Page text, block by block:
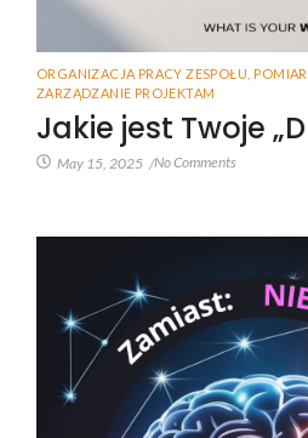
ORGANIZACJA PRACY ZESPOŁU
ZARZĄDZANIE PROJEKTAM
Jakie jest Twoje
May 15, 2025 /No Comments